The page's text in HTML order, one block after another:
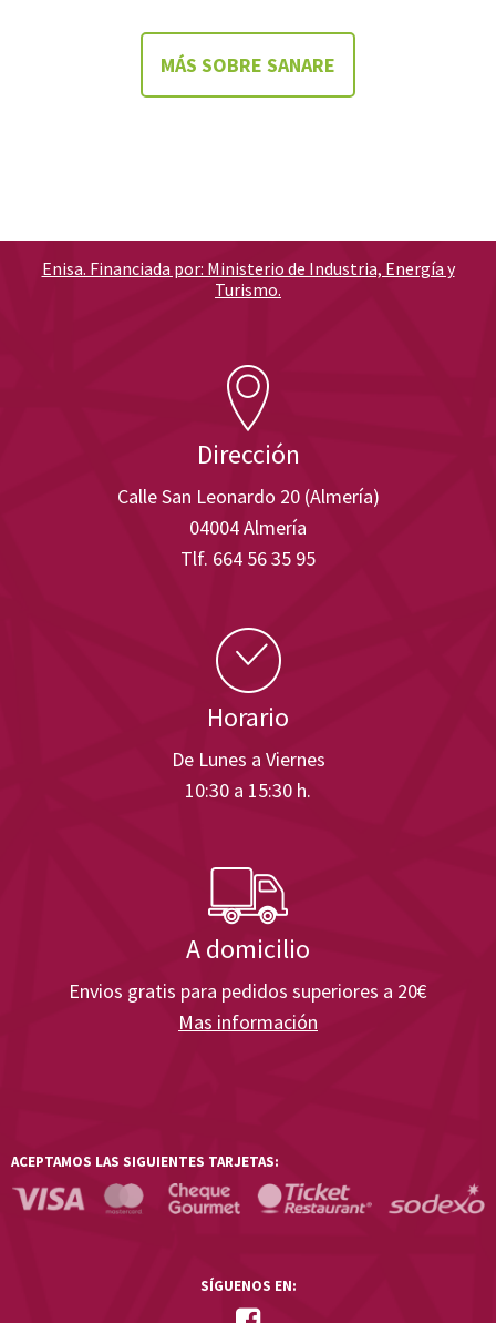
MÁS SOBRE SANARE
Dirección
Calle San Leonardo 20 (Almería)
04004 Almería
Tlf. 664 56 35 95
Horario
De Lunes a Viernes
10:30 a 15:30 h.
A domicilio
Envios gratis para pedidos superiores a 20€
Mas información
Enisa. Financiada por: Ministerio de Industria, Energía y
Turismo.
ACEPTAMOS LAS SIGUIENTES TARJETAS:
SÍGUENOS EN: